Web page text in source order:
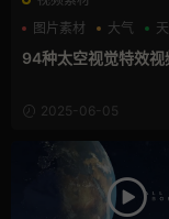
图片素材
大气
94种太空视觉特效视
2025-06-05